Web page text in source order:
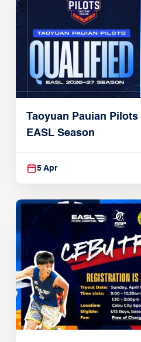
Taoyuan Pauian
EASL Season
5 Apr